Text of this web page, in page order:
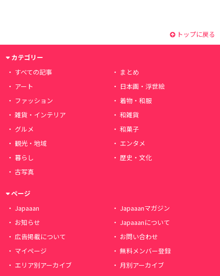
トップに戻る
カテゴリー
すべての記事
まとめ
アート
日本画・浮世絵
ファッション
着物・和服
雑貨・インテリア
和雑貨
グルメ
和菓子
観光・地域
エンタメ
暮らし
歴史・文化
古写真
ページ
Japaaan
Japaaanマガジン
お知らせ
Japaaanについて
広告掲載について
お問い合わせ
マイページ
無料メンバー登録
エリア別アーカイブ
月別アーカイブ